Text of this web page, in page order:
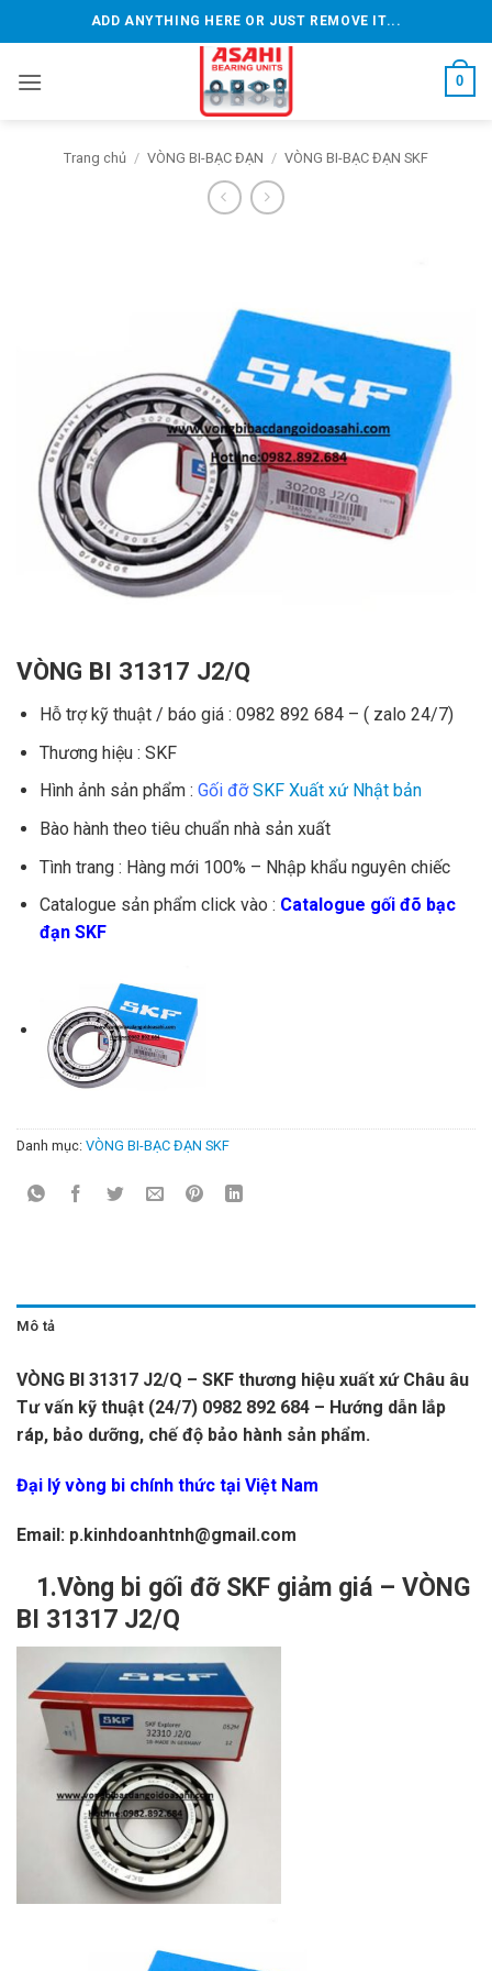
qua
dung
ADD ANYTHING HERE OR JUST REMOVE IT...
0
Trang chủ / VÒNG BI-BẠC ĐẠN / VÒNG BI-BẠC ĐẠN SKF
VÒNG BI 31317 J2/Q
Hỗ trợ kỹ thuật / báo giá : 0982 892 684 – ( zalo 24/7)
Thương hiệu : SKF
Hình ảnh sản phẩm : Gối đỡSKF Xuất xứ Nhật bản
Bào hành theo tiêu chuẩn nhà sản xuất
Tình trang : Hàng mới 100% – Nhập khẩu nguyên chiếc
Catalogue sản phẩm click vào : Catalogue gối đõ bạc
đạn SKF
Danh mục: VÒNG BI-BẠC ĐẠN SKF
Mô tả
VÒNG BI 31317 J2/Q – SKF thương hiệu xuất xứ Châu âu
Tư vấn kỹ thuật (24/7) 0982 892 684 – Hướng dẫn lắp
ráp, bảo dưỡng, chế độ bảo hành sản phẩm.
Đại lý vòng bi chính thức tại Việt Nam
Email: p.kinhdoanhtnh@gmail.com
1.Vòng bi gối đỡ SKF giảm giá – VÒNG
BI 31317 J2/Q